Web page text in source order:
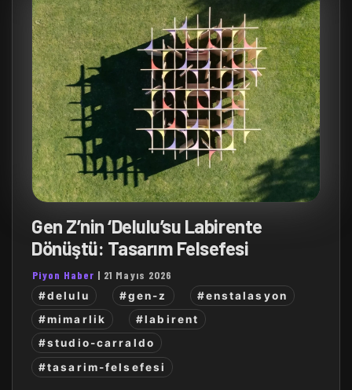
Gen Z’nin ‘Delulu’su Labirente
Dönüştü: Tasarım Felsefesi
Piyon Haber | 21 Mayıs 2026
#delulu #gen-z
#enstalasyon
#mimarlik
#labirent
#studio-carraldo
#tasarim-felsefesi